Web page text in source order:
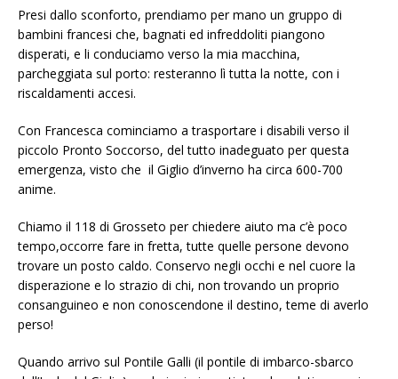
Presi dallo sconforto, prendiamo per mano un gruppo di
bambini francesi che, bagnati ed infreddoliti piangono
disperati, e li conduciamo verso la mia macchina,
parcheggiata sul porto: resteranno lì tutta la notte, con i
riscaldamenti accesi.
Con Francesca cominciamo a trasportare i disabili verso il
piccolo Pronto Soccorso, del tutto inadeguato per questa
emergenza, visto che il Giglio d’inverno ha circa 600-700
anime.
Chiamo il 118 di Grosseto per chiedere aiuto ma c’è poco
tempo,occorre fare in fretta, tutte quelle persone devono
trovare un posto caldo. Conservo negli occhi e nel cuore la
disperazione e lo strazio di chi, non trovando un proprio
consanguineo e non conoscendone il destino, teme di averlo
perso!
Quando arrivo sul Pontile Galli (il pontile di imbarco-sbarco